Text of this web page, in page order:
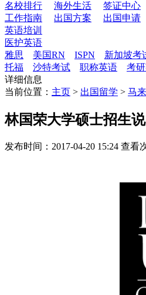
名校排行
海外生活 签证中心
工作指南
出国方案 出国申请
英语培训
医护英语
雅思
美国RN ISPN
新加坡考
托福
沙特考试 职称英语
考
详细信息
当前位置： 主页 > 出国留学 > 马
林国荣大学硕士招生
发布时间：2017-04-20 15:24 查看